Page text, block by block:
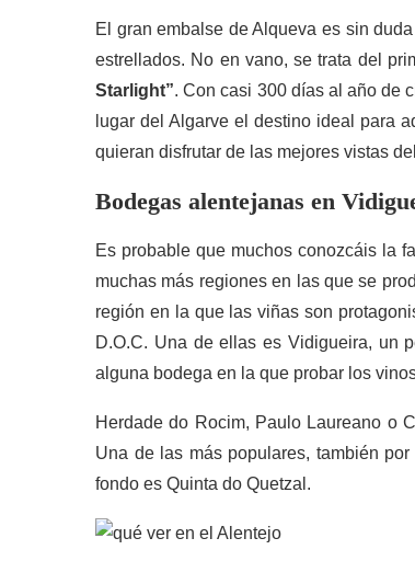
El gran embalse de Alqueva es sin
estrellados. No en vano, se trata del
Starlight”. Con casi 300 días al año de
lugar del Algarve el destino ideal para
quieran disfrutar de las mejores vistas
Bodegas alentejanas en
Es probable que muchos conozcáis la
muchas más regiones en las que se
región en la que las viñas son
D.O.C. Una de ellas es Vidigueira, un
alguna bodega en la que probar los
Herdade do Rocim, Paulo Laureano o
Una de las más populares, también
fondo es Quinta do Quetzal.